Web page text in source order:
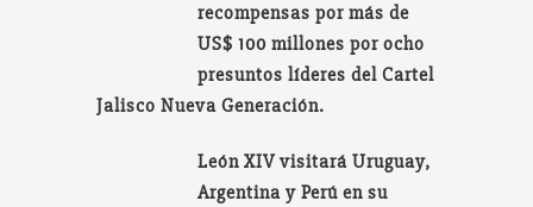
recompensas por más de
US$ 100 millones por ocho
presuntos líderes del Cartel
Jalisco Nueva Generación.
León XIV visitará Uruguay,
Argentina y Perú en su